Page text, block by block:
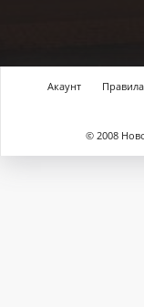
Акаунт Правила
© 2008